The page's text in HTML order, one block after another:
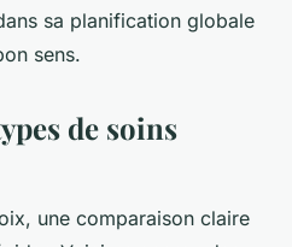
sa planification globale
sens.
de soins
une comparaison claire